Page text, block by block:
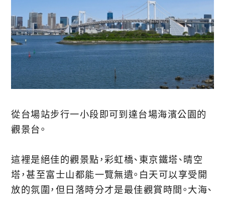
從台場站步行一小段即可到達台場海濱公園的
觀景台。
這裡是絕佳的觀景點，彩虹橋、東京鐵塔、晴空
塔，甚至富士山都能一覽無遺。白天可以享受開
放的氛圍，但日落時分才是最佳觀賞時間。大海、